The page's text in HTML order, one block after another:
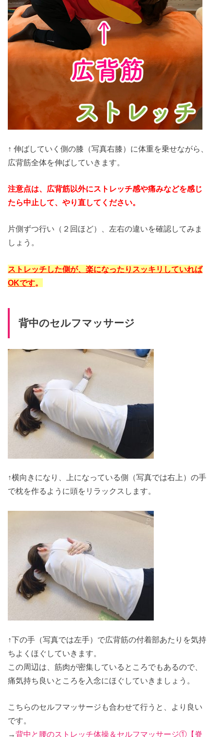
↑ 伸ばしていく側の膝（写真右膝）に体重を乗せながら、
広背筋全体を伸ばしていきます。
注意点は、広背筋以外にストレッチ感や痛みなどを感じ
たら中止して、やり直してください。
片側ずつ行い（２回ほど）、左右の違いを確認してみま
しょう。
ストレッチした側が、楽になったりスッキリしていれば
OKです。
背中のセルフマッサージ
↑横向きになり、上になっている側（写真では右上）の手
で枕を作るように頭をリラックスします。
↑下の手（写真では左手）で広背筋の付着部あたりを気持
ちよくほぐしていきます。
この周辺は、筋肉が密集しているところでもあるので、
痛気持ち良いところを入念にほぐしていきましょう。
こちらのセルフマッサージも合わせて行うと、より良い
です。
→背中と腰のストレッチ体操＆セルフマッサージ①【脊